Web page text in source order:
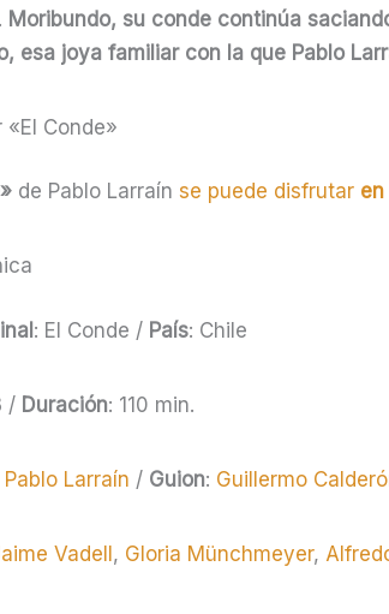
Moribundo, su conde continúa
esa joya familiar con la que Pablo
«El Conde»
de Pablo Larraín se puede disfrutar
: El Conde / País: Chile
/ Duración: 110 min.
Pablo Larraín / Guion: Guillermo
Vadell, Gloria Münchmeyer,